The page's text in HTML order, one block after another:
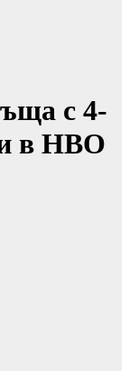
с 4-
в HBO